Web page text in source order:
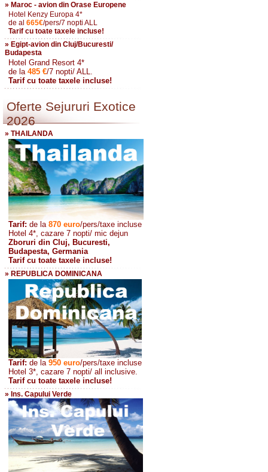
» Maroc - avion din Orase Europene
Hotel Kenzy Europa 4*
de al 665€/pers/7 nopti ALL
Tarif cu toate taxele incluse!
» Egipt-avion din Cluj/Bucuresti/
Budapesta
Hotel Grand Resort 4*
de la485 €/7 nopti/ ALL.
Tarif cu toate taxele incluse!
Oferte Sejururi Exotice
2026
» THAILANDA
Tarif: de la 870 euro/pers/taxe incluse
Hotel 4*, cazare 7 nopti/ mic dejun
Zboruri din Cluj, Bucuresti,
Budapesta, Germania
Tarif cu toate taxele incluse!
» REPUBLICA DOMINICANA
Tarif: de la 950 euro/pers/taxe incluse
Hotel 3*, cazare 7 nopti/ all inclusive.
Tarif cu toate taxele incluse!
» Ins. Capului Verde